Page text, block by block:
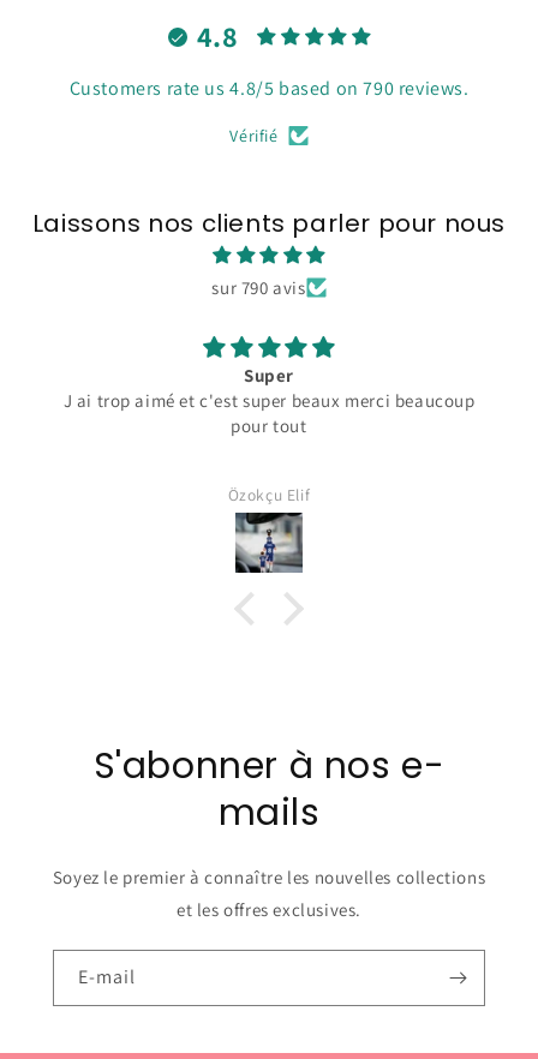
4.8
Customers rate us 4.8/5 based on 790 reviews.
Vérifié
Laissons nos clients parler pour nous
sur 790 avis
Super
J ai trop aimé et c'est super beaux merci beaucoup
pour tout
Özokçu Elif
S'abonner à nos e-
mails
Soyez le premier à connaître les nouvelles collections
et les offres exclusives.
E-mail